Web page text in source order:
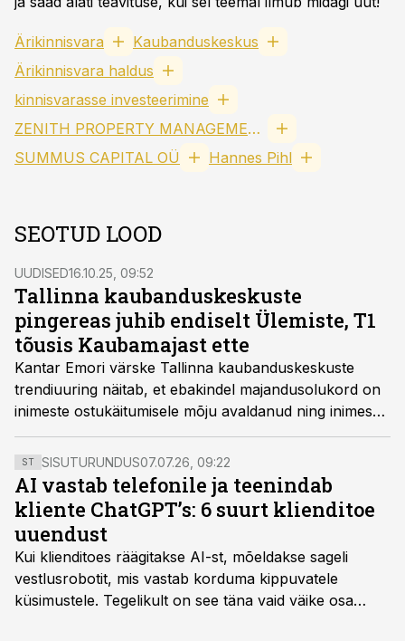
Ärikinnisvara
Kaubanduskeskus
Ärikinnisvara haldus
kinnisvarasse investeerimine
ZENITH PROPERTY MANAGEMENT OÜ
SUMMUS CAPITAL OÜ
Hannes Pihl
SEOTUD LOOD
UUDISED16.10.25, 09:52
Tallinna kaubanduskeskuste
pingereas juhib endiselt Ülemiste, T1
tõusis Kaubamajast ette
Kantar Emori värske Tallinna kaubanduskeskuste
trendiuuring näitab, et ebakindel majandusolukord on
inimeste ostukäitumisele mõju avaldanud ning inimesed
on tööstuskaupade oste vähendanud.
ST SISUTURUNDUS07.07.26, 09:22
AI vastab telefonile ja teenindab
kliente ChatGPT’s: 6 suurt klienditoe
uuendust
Kui klienditoes räägitakse AI-st, mõeldakse sageli
vestlusrobotit, mis vastab korduma kippuvatele
küsimustele. Tegelikult on see täna vaid väike osa